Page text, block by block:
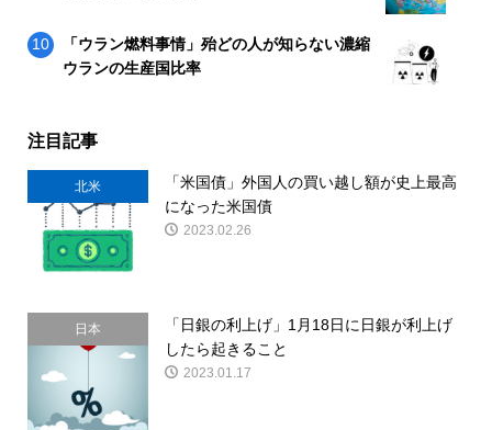
「ウラン燃料事情」殆どの人が知らない濃縮
ウランの生産国比率
注目記事
北米
「米国債」外国人の買い越し額が史上最高
になった米国債
2023.02.26
日本
「日銀の利上げ」1月18日に日銀が利上げ
したら起きること
2023.01.17